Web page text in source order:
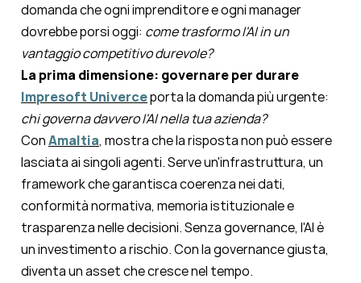
domanda che ogni imprenditore e ogni manager
dovrebbe porsi oggi: come trasformo l'AI in un
vantaggio competitivo durevole?
La prima dimensione: governare per durare
Impresoft Univerceporta la domanda più urgente:
chi governa davvero l'AI nella tua azienda?
ConAmaltia, mostra che la risposta non può essere
lasciata ai singoli agenti. Serve un'infrastruttura, un
framework che garantisca coerenza nei dati,
conformità normativa, memoria istituzionale e
trasparenza nelle decisioni. Senza governance, l'AI è
un investimento a rischio. Con la governance giusta,
diventa un asset che cresce nel tempo.